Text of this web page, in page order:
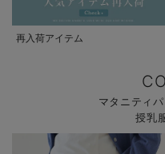
再入荷アイテム
マタニティ
授乳